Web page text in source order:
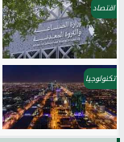
اقتصاد
تكنولوجيا